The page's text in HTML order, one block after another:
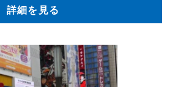
詳細を見る